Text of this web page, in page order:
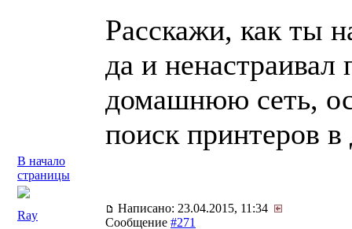
Расскажи, как ты
да и ненастраивал
домашнюю сеть,
поиск принтеров
В начало
страницы
Ray
Написано: 23.04.2015, 11:34
Сообщение #271